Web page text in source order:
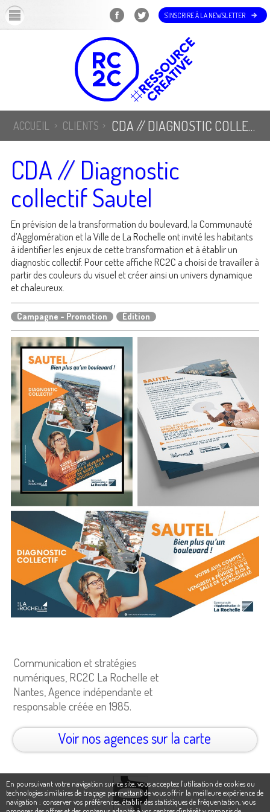
S'INSCRIRE À LA NEWSLETTER
ACCUEIL CLIENTS CDA // DIAGNOSTIC COLLECTIF SAUTEL
CDA // Diagnostic
collectif Sautel
En prévision de la transformation du boulevard, la Communauté
d’Agglomération et la Ville de La Rochelle ont invité les habitants
à identifier les enjeux de cette transformation et à établir un
diagnostic collectif. Pour cette affiche RC2C a choisi de travailler à
partir des couleurs du visuel et créer ainsi un univers dynamique
et chaleureux.
Campagne - Promotion Édition
Communication et stratégies
numériques, RC2C La Rochelle et
Nantes, Agence indépendante et
responsable créée en 1985.
Voir nos agences sur la carte
En poursuivant votre navigation sur ce site, vous acceptez l'utilisation de cookies ou
technologies similaires de traçage permettant de vous offrir la meilleure expérience de
navigation : conserver vos préférences, établir des statistiques de fréquentation, vous